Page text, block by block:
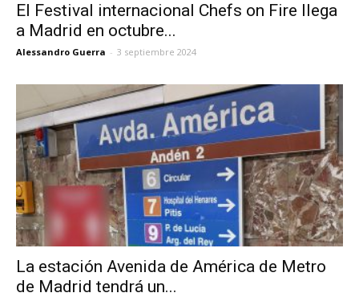
El Festival internacional Chefs on Fire llega
a Madrid en octubre...
Alessandro Guerra - 3 septiembre 2024
La estación Avenida de América de Metro
de Madrid tendrá un...